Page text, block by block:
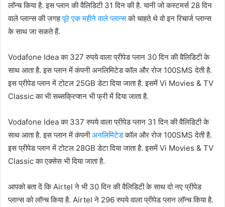
लॉन्च किया है. इस प्लान की वैलिडिटी 31 दिन की है. यानी जो कस्टमर्स 28 दिन
वाले प्लान्स की जगहपूरे एक महीने वाले प्लान्सको चाहते थे वो इन रिचार्ज प्लान्स
के साथ जा सकते हैं.
Vodafone Idea का 327 रुपये वाला प्रीपेड प्लान 30 दिन की वैलिडिटी के
साथ आता है. इस प्लान में कंपनी अनलिमिटेड कॉल और रोज 100SMS देती है.
इस प्रीपेड प्लान में टोटल 25GB डेटा दिया जाता है. इसमें Vi Movies & TV
Classic का भी सब्सक्रिप्शन भी फ्री में दिया जाता है.
Vodafone Idea का 337 रुपये वाला प्रीपेड प्लान 31 दिन की वैलिडिटी के
साथ आता है. इस प्लान में कंपनीअनलिमिटेडकॉल और रोज 100SMS देती है.
इस प्रीपेड प्लान में टोटल 28GB डेटा दिया जाता है. इसमें Vi Movies & TV
Classic का एक्सेस भी दिया जाता है.
आपको बता दें कि Airtel ने भी 30 दिन की वैलिडिटी के साथ दो नए प्रीपेड
प्लान्स को लॉन्च किया है. Airtel ने 296 रुपये वाला प्रीपेड प्लान लॉन्च किया है.